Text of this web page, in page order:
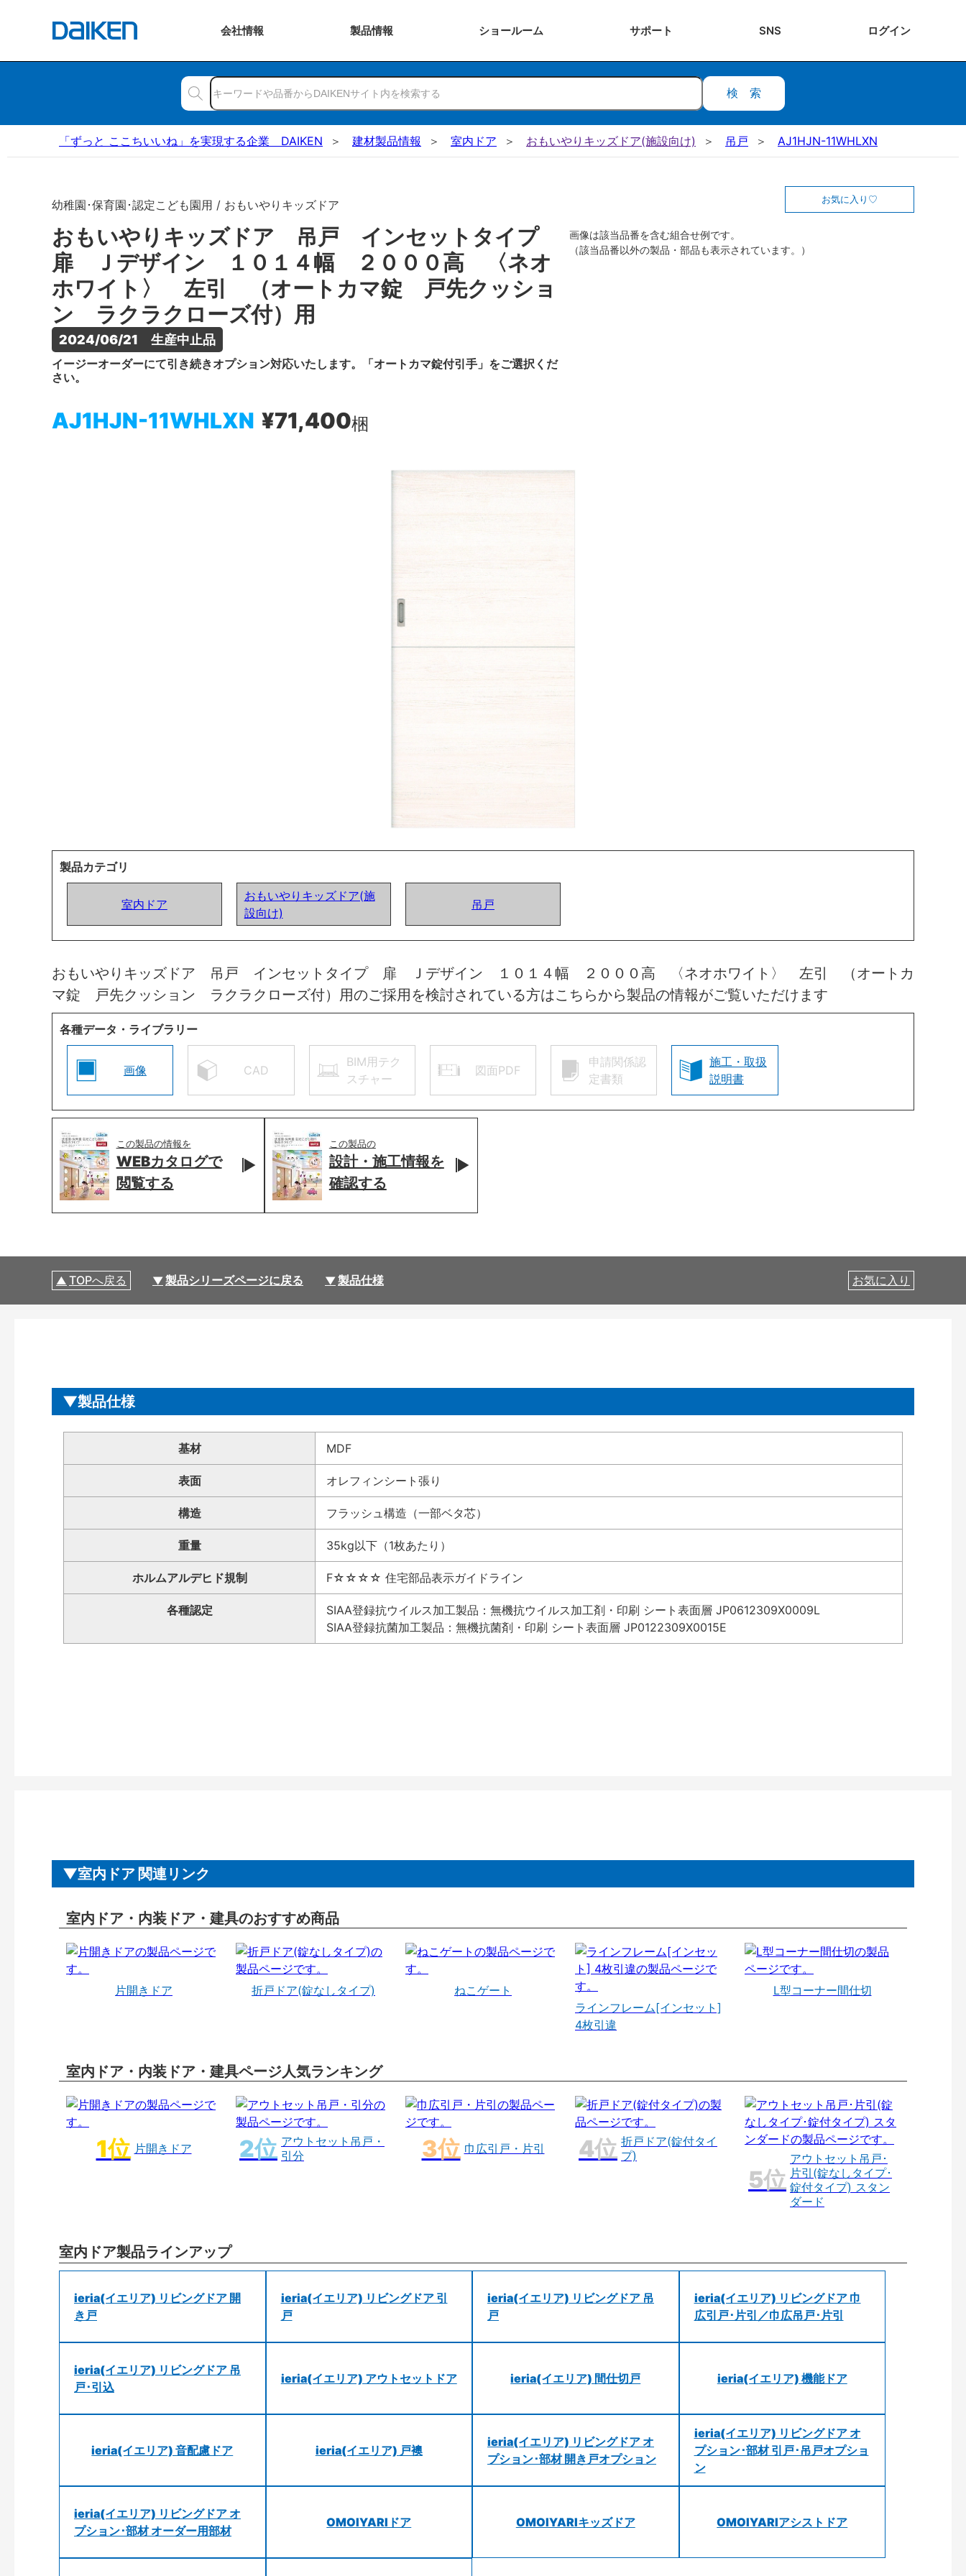
会社情報 製品情報 ショールーム サポート SNS ログイン
検索
「ずっと ここちいいね」を実現する企業 DAIKEN 建材製品情報 室内ドア おもいやりキッズドア(施設向け) 吊戸 AJ1HJN-11WHLXN
幼稚園･保育園･認定こども園用 / おもいやりキッズドア
おもいやりキッズドア 吊戸 インセットタイプ
扉 Ｊデザイン １０１４幅 ２０００高 〈ネオ
ホワイト〉 左引 （オートカマ錠 戸先クッショ
ン ラクラクローズ付）用
2024/06/21　生産中止品
イージーオーダーにて引き続きオプション対応いたします。「オートカマ錠付引手」をご選択くだ
さい。
AJ1HJN-11WHLXN ¥71,400梱
お気に入り
画像は該当品番を含む組合せ例です。
（該当品番以外の製品・部品も表示されています。）
製品カテゴリ
室内ドア
おもいやりキッズドア(施
設向け)
吊戸
おもいやりキッズドア 吊戸 インセットタイプ 扉 Ｊデザイン １０１４幅 ２０００高 〈ネオホワイト〉 左引 （オートカ
マ錠 戸先クッション ラクラクローズ付）用のご採用を検討されている方はこちらから製品の情報がご覧いただけます
各種データ・ライブラリー
画像 CAD
BIM用テク
スチャー
図面PDF
申請関係認
定書類
施工・取扱
説明書
この製品の情報を
WEBカタログで
閲覧する
この製品の
設計・施工情報を
確認する
TOPへ戻る 製品シリーズページに戻る 製品仕様 お気に入り
製品仕様
基材 MDF
表面 オレフィンシート張り
構造 フラッシュ構造（一部ベタ芯）
重量 35kg以下（1枚あたり）
ホルムアルデヒド規制 F☆☆☆☆ 住宅部品表示ガイドライン
各種認定
SIAA登録抗ウイルス加工製品：無機抗ウイルス加工剤・印刷 シート表面層 JP0612309X0009L
SIAA登録抗菌加工製品：無機抗菌剤・印刷 シート表面層 JP0122309X0015E
室内ドア 関連リンク
室内ドア・内装ドア・建具のおすすめ商品
片開きドア 折戸ドア(錠なしタイプ)
ねこゲート
ラインフレーム[インセット]
4枚引違
L型コーナー間仕切
室内ドア・内装ドア・建具ページ人気ランキング
片開きドア
アウトセット吊戸・
引分
巾広引戸・片引
折戸ドア(錠付タイ
プ)
アウトセット吊戸･
片引(錠なしタイプ･
錠付タイプ) スタン
ダード
室内ドア製品ラインアップ
ieria(イエリア) リビングドア 開
き戸
ieria(イエリア) リビングドア 引
戸
ieria(イエリア) リビングドア 吊
戸
ieria(イエリア) リビングドア 巾
広引戸･片引／巾広吊戸･片引
ieria(イエリア) リビングドア 吊
戸･引込
ieria(イエリア) アウトセットドア ieria(イエリア) 間仕切戸 ieria(イエリア) 機能ドア
ieria(イエリア) 音配慮ドア ieria(イエリア) 戸襖
ieria(イエリア) リビングドア オ
プション･部材 開き戸オプション
ieria(イエリア) リビングドア オ
プション･部材 引戸･吊戸オプショ
ン
ieria(イエリア) リビングドア オ
プション･部材 オーダー用部材
OMOIYARIドア OMOIYARIキッズドア OMOIYARIアシストドア